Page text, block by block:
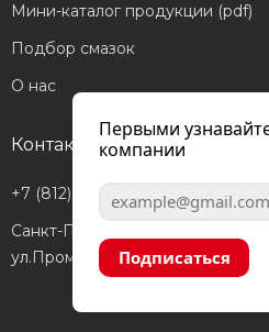
Мини-каталог продукции (pdf)
Подбор смазок
О нас
Контакты
+7 (812) 601-05-56
Санкт-Петербург,
ул.Промышленная, д.40а
Первыми
компании
Подписаться